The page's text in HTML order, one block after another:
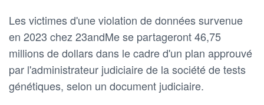
Les victimes d'une violation de données survenue
en 2023 chez 23andMe se partageront 46,75
millions de dollars dans le cadre d'un plan approuvé
par l'administrateur judiciaire de la société de tests
génétiques, selon un document judiciaire.